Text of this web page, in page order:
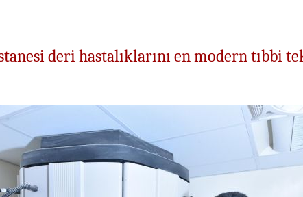
deri hastalıklarını en modern tıbbi